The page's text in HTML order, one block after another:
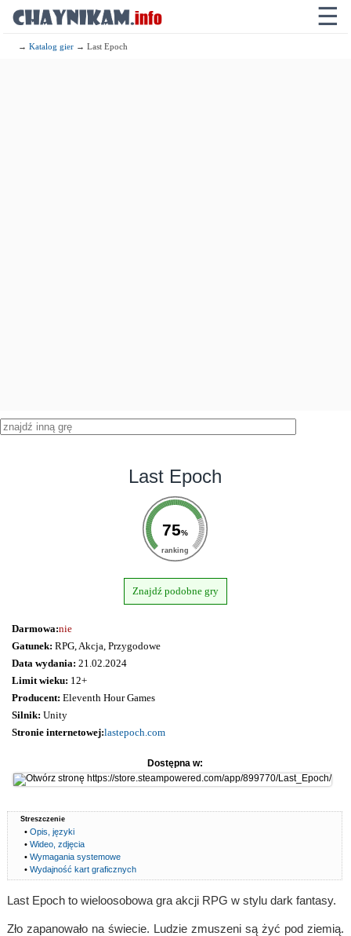
☰
→Katalog gier → Last Epoch
Last Epoch
75%
ranking
Znajdź podobne gry
Darmowa:nie
Gatunek: RPG, Akcja, Przygodowe
Data wydania: 21.02.2024
Limit wieku: 12+
Producent: Eleventh Hour Games
Silnik: Unity
Stronie internetowej:lastepoch.com
Dostępna w:
Streszczenie
•Opis, języki
•Wideo, zdjęcia
•Wymagania systemowe
•Wydajność kart graficznych
Last Epoch to wieloosobowa gra akcji RPG w stylu dark fantasy.
Zło zapanowało na świecie. Ludzie zmuszeni są żyć pod ziemią.